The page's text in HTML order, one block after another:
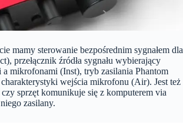
mamy sterowanie bezpośrednim sygnałem dla
przełącznik źródła sygnału wybierający
a mikrofonami (Inst), tryb zasilania Phantom
wejścia mikrofonu (Air). Jest też
sprzęt komunikuje się z komputerem via
zasilany.